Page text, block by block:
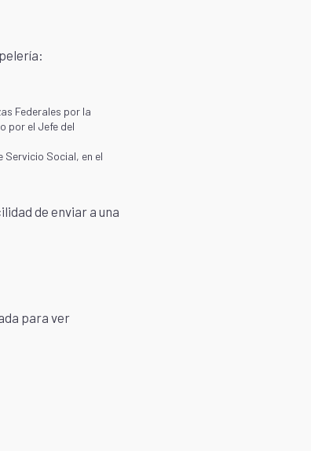
Federales por la
por el Jefe del
Social, en el
de enviar a una
para ver